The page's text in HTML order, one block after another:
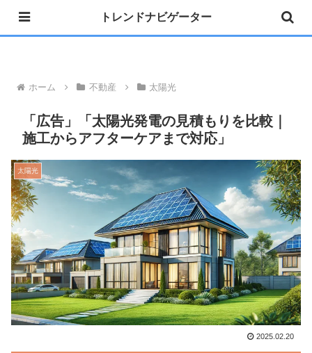
»公式 Instagram 開設しました
ホーム 不動産 太陽光
「広告」「太陽光発電の見積もりを比較｜
施工からアフターケアまで対応」
太陽光
2025.02.20
トレンドナビゲーター